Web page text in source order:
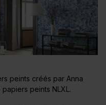
peints créés par Anna
peints NLXL.